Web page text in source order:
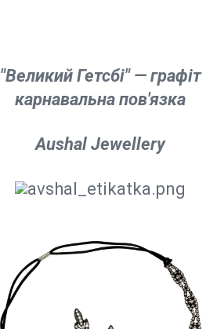
"Великий Гетсбі" — графіт
карнавальна пов'язка
Aushal Jewellery